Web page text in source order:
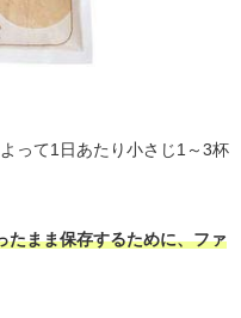
って1日あたり小さじ1～3杯
たまま保存するために、ファ